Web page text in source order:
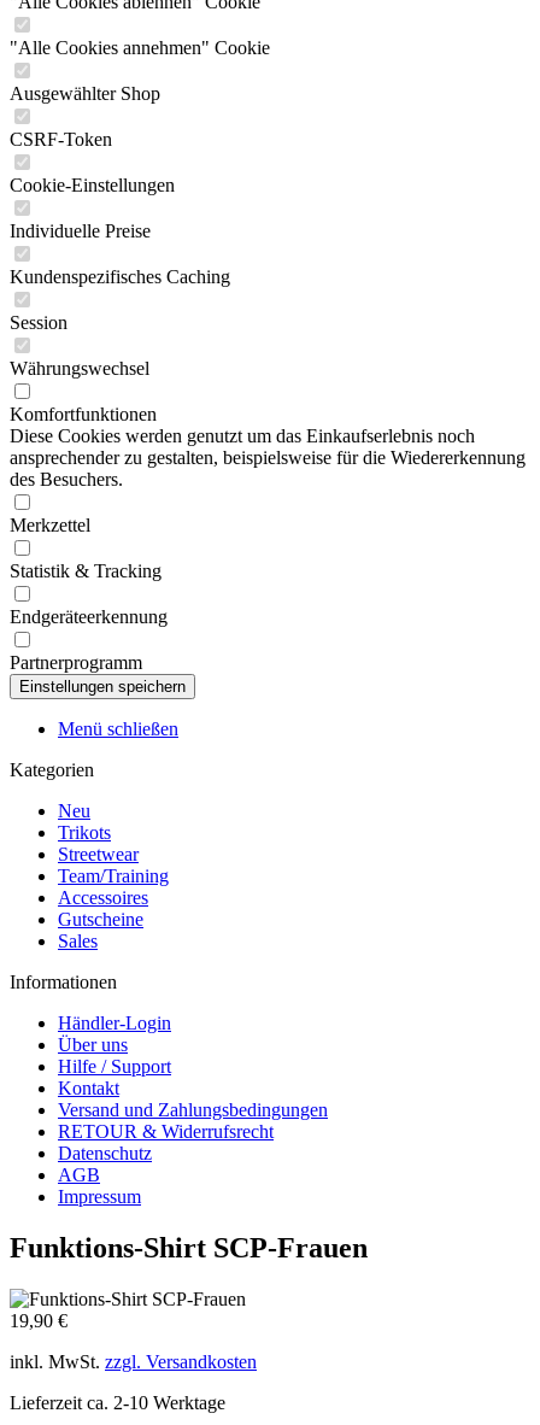
"Alle Cookies annehmen" Cookie
Ausgewählter Shop
CSRF-Token
Cookie-Einstellungen
Individuelle Preise
Kundenspezifisches Caching
Session
Währungswechsel
Komfortfunktionen
Diese Cookies werden genutzt um das Einkaufserlebnis noch
ansprechender zu gestalten, beispielsweise für die Wiedererkennung
des Besuchers.
Merkzettel
Statistik & Tracking
Endgeräteerkennung
Partnerprogramm
Menü schließen
Kategorien
Neu
Trikots
Streetwear
Team/Training
Accessoires
Gutscheine
Sales
Informationen
Händler-Login
Über uns
Hilfe / Support
Kontakt
Versand und Zahlungsbedingungen
RETOUR & Widerrufsrecht
Datenschutz
AGB
Impressum
Funktions-Shirt SCP-Frauen
19,90 €
inkl. MwSt. zzgl. Versandkosten
Lieferzeit ca. 2-10 Werktage